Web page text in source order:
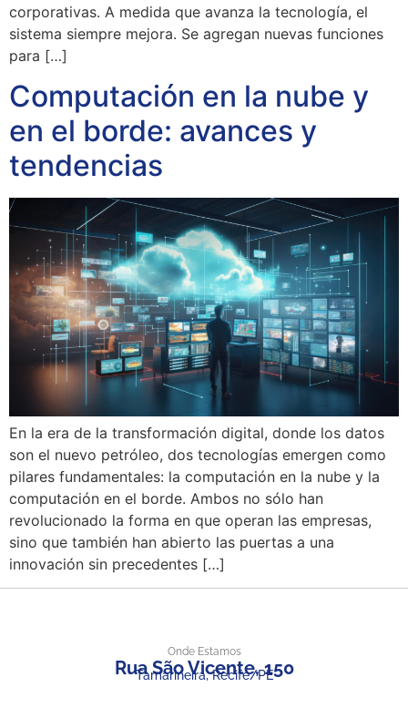
corporativas. A medida que avanza la tecnología, el
sistema siempre mejora. Se agregan nuevas funciones
para […]
Computación en la nube y
en el borde: avances y
tendencias
En la era de la transformación digital, donde los datos
son el nuevo petróleo, dos tecnologías emergen como
pilares fundamentales: la computación en la nube y la
computación en el borde. Ambos no sólo han
revolucionado la forma en que operan las empresas,
sino que también han abierto las puertas a una
innovación sin precedentes […]
Onde Estamos
Rua São Vicente, 150
Tamarineira, Recife/PE